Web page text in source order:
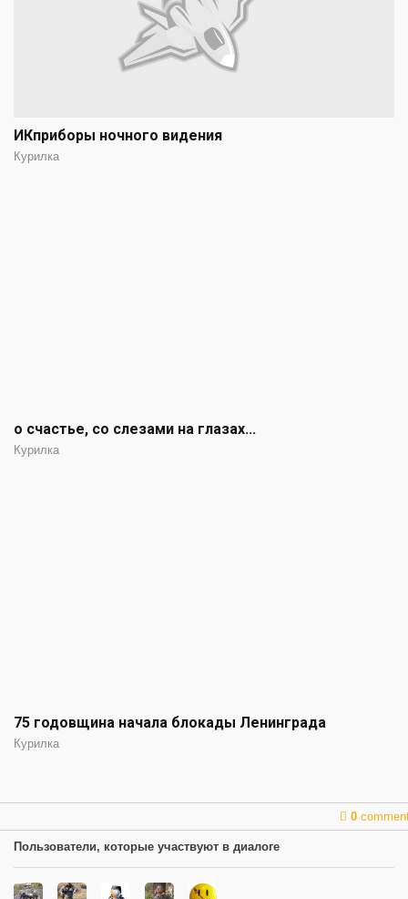
ИКприборы ночного видения
Курилка
о счастье, со слезами на глазах...
Курилка
75 годовщина начала блокады Ленинграда
Курилка
0
Пользователи, которые участвуют в диалоге